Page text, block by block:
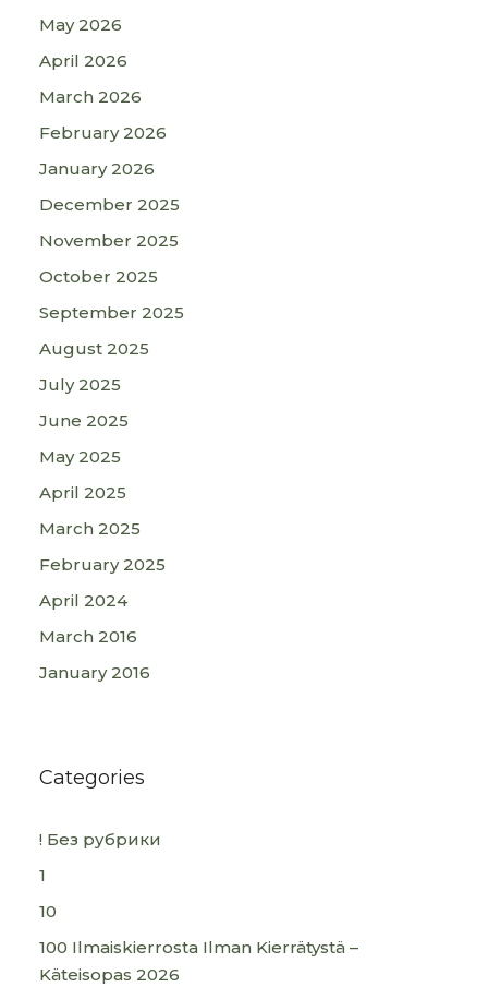
May 2026
April 2026
March 2026
February 2026
January 2026
December 2025
November 2025
October 2025
September 2025
August 2025
July 2025
June 2025
May 2025
April 2025
March 2025
February 2025
April 2024
March 2016
January 2016
Categories
! Без рубрики
1
10
100 Ilmaiskierrosta Ilman Kierrätystä –
Käteisopas 2026